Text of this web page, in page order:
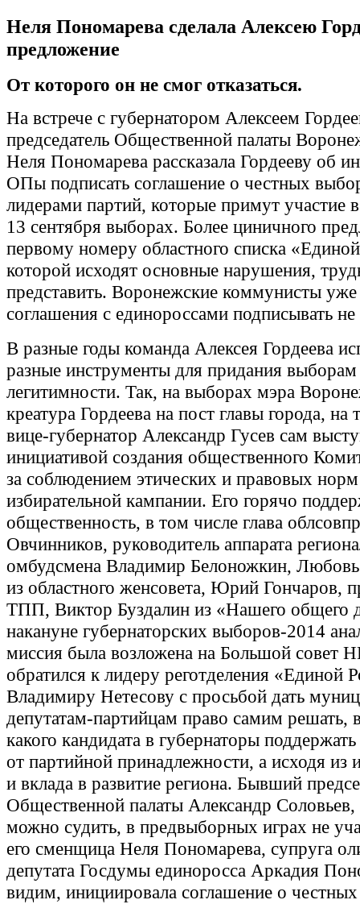
Неля Пономарева сделала Алексею
предложение
От которого он не смог отказаться.
На встрече с губернатором Алексеем
председатель Общественной палаты
Неля Пономарева рассказала Гордееву об
ОПы подписать соглашение о честных
лидерами партий, которые примут участие
13 сентября выборах. Более циничного
первому номеру областного списка
которой исходят основные нарушения,
представить. Воронежские коммунисты уже
соглашения с единороссами подписывать
В разные годы команда Алексея Гордеева
разные инструменты для придания выборам
легитимности. Так, на выборах мэра
креатура Гордеева на пост главы города, на
вице-губернатор Александр Гусев сам
инициативой создания общественного
за соблюдением этических и правовых
избирательной кампании. Его горячо
общественность, в том числе глава
Овчинников, руководитель аппарата
омбудсмена Владимир Белоножкин,
из областного женсовета, Юрий Гончаров,
ТПП, Виктор Буздалин из «Нашего общего
накануне губернаторских выборов-2014
миссия была возложена на Большой совет
обратился к лидеру реготделения «Единой
Владимиру Нетесову с просьбой дать
депутатам-партийцам право самим решать,
какого кандидата в губернаторы
от партийной принадлежности, а исходя из
и вклада в развитие региона. Бывший
Общественной палаты Александр Соловьев,
можно судить, в предвыборных играх не
его сменщица Неля Пономарева, супруга
депутата Госдумы единоросса Аркадия
видим, инициировала соглашение о